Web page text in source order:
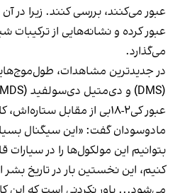
عبور می‌کنند، بررسی کنند. زیرا در
عبور کرده و نشانه‌هایی از ترکیبات
می‌گذارد.
در جدیدترین مشاهدات،
عبور کی‌۲-۱۸بی از مقابل ستاره‌اش، کاهش ناگهانی داشتند.
مادوسودان گفت: «این سیگنال
بتوانیم این مولکول‌ها را در
کنیم، این نخستین بار در تاریخ